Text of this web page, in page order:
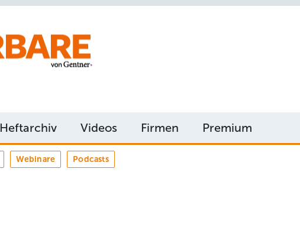
Heftarchiv Videos Firmen Premium
Webinare Podcasts